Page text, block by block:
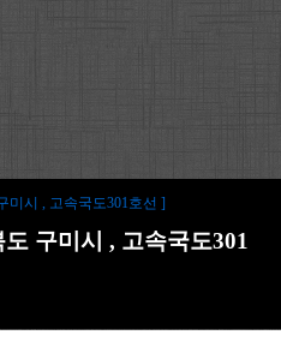
미시 , 고속국도301호선 ]
구미시 , 고속국도301